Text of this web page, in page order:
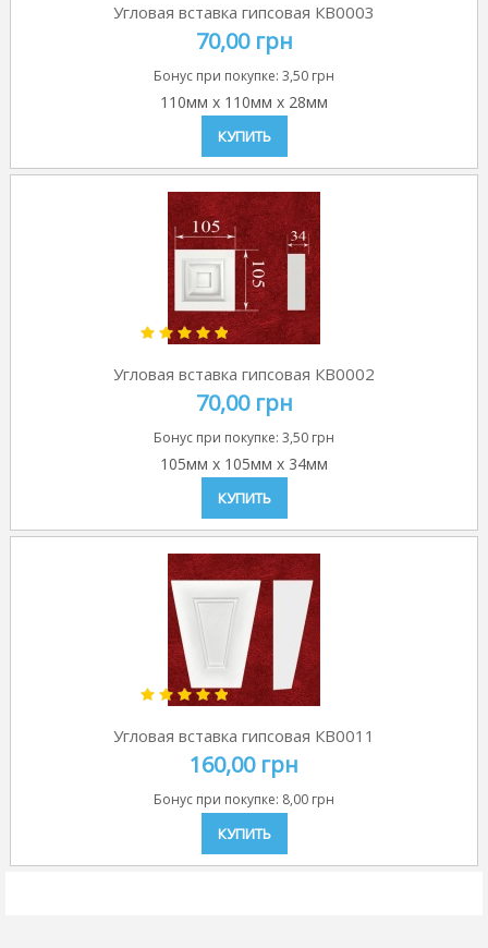
Угловая вставка гипсовая КВ0003
70,00 грн
Бонус при покупке: 3,50 грн
110мм x 110мм x 28мм
КУПИТЬ
Угловая вставка гипсовая КВ0002
70,00 грн
Бонус при покупке: 3,50 грн
105мм x 105мм x 34мм
КУПИТЬ
Угловая вставка гипсовая КВ0011
160,00 грн
Бонус при покупке: 8,00 грн
КУПИТЬ